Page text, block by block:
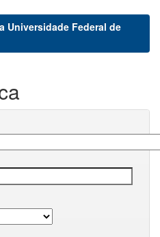
Universidade Federal de